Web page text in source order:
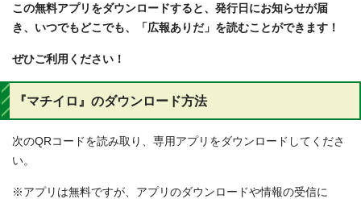
この無料アプリをダウンロードすると、発行日にお知らせが届
き、いつでもどこでも、「広報ありだ」を読むことができます！
ぜひご利用ください！
『マチイロ』のダウンロード方法
次のQRコードを読み取り、専用アプリをダウンロードしてくださ
い。
※アプリは無料ですが、アプリのダウンロードや情報の受信に